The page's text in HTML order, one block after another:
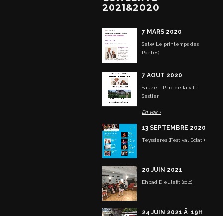
2021&2020
7 MARS 2020
Sete( Le printemps des
Poetes)
7 AOUT 2020
Sauzet- Parc de la villa
Sestier
En voir +
13 SEPTEMBRE 2020
Teyssieres (Festival Eclat )
20 JUIN 2021
Ehpad Dieulefit (solo)
24 JUIN 2021 Ã 19H